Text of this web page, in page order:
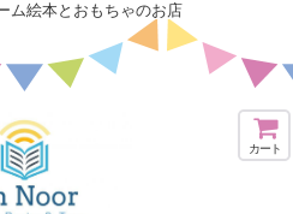
絵本とおもちゃのお店
カート